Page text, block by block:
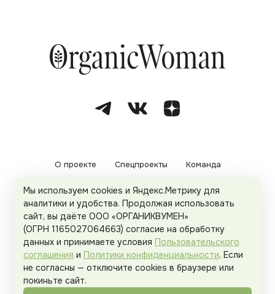
О проекте Спецпроекты Команда
Рекламодателям Политика конфиденциальности
Пользовательское соглашение
Organicwoman.ru . Все права защищены.
Мы используем cookies и Яндекс.Метрику для
аналитики и удобства. Продолжая использовать
сайт, вы даёте ООО «ОРГАНИКВУМЕН»
(ОГРН 1165027064663) согласие на обработку
данных и принимаете условия Пользовательского
соглашения и Политики конфиденциальности. Если
не согласны — отключите cookies в браузере или
покиньте сайт.